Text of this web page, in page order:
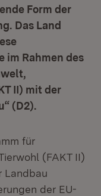
Form der
Das Land
im Rahmen des
II) mit der
(D2).
für
(FAKT II)
Landbau
der EU-